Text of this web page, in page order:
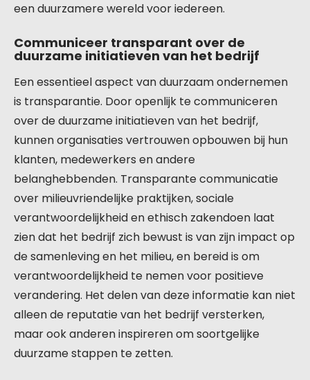
een duurzamere wereld voor iedereen.
Communiceer transparant over de
duurzame initiatieven van het bedrijf
Een essentieel aspect van duurzaam ondernemen
is transparantie. Door openlijk te communiceren
over de duurzame initiatieven van het bedrijf,
kunnen organisaties vertrouwen opbouwen bij hun
klanten, medewerkers en andere
belanghebbenden. Transparante communicatie
over milieuvriendelijke praktijken, sociale
verantwoordelijkheid en ethisch zakendoen laat
zien dat het bedrijf zich bewust is van zijn impact op
de samenleving en het milieu, en bereid is om
verantwoordelijkheid te nemen voor positieve
verandering. Het delen van deze informatie kan niet
alleen de reputatie van het bedrijf versterken,
maar ook anderen inspireren om soortgelijke
duurzame stappen te zetten.